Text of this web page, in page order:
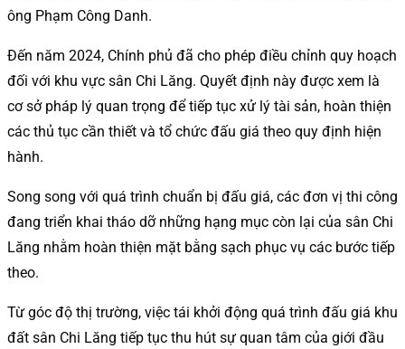
ông Phạm Công Danh.
Đến năm 2024, Chính phủ đã cho phép điều chỉnh quy hoạch
đối với khu vực sân Chi Lăng. Quyết định này được xem là
cơ sở pháp lý quan trọng để tiếp tục xử lý tài sản, hoàn thiện
các thủ tục cần thiết và tổ chức đấu giá theo quy định hiện
hành.
Song song với quá trình chuẩn bị đấu giá, các đơn vị thi công
đang triển khai tháo dỡ những hạng mục còn lại của sân Chi
Lăng nhằm hoàn thiện mặt bằng sạch phục vụ các bước tiếp
theo.
Từ góc độ thị trường, việc tái khởi động quá trình đấu giá khu
đất sân Chi Lăng tiếp tục thu hút sự quan tâm của giới đầu